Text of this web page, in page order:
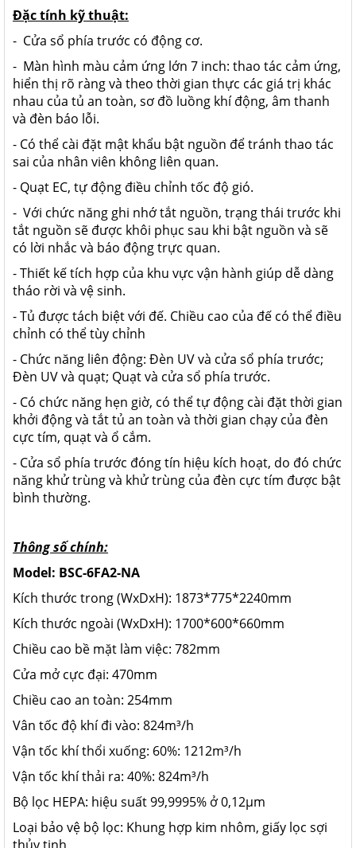
Đặc tính kỹ thuật:
- Cửa sổ phía trước có động cơ.
- Màn hình màu cảm ứng lớn 7 inch: thao tác cảm ứng,
hiển thị rõ ràng và theo thời gian thực các giá trị khác
nhau của tủ an toàn, sơ đồ luồng khí động, âm thanh
và đèn báo lỗi.
- Có thể cài đặt mật khẩu bật nguồn để tránh thao tác
sai của nhân viên không liên quan.
- Quạt EC, tự động điều chỉnh tốc độ gió.
- Với chức năng ghi nhớ tắt nguồn, trạng thái trước khi
tắt nguồn sẽ được khôi phục sau khi bật nguồn và sẽ
có lời nhắc và báo động trực quan.
- Thiết kế tích hợp của khu vực vận hành giúp dễ dàng
tháo rời và vệ sinh.
- Tủ được tách biệt với đế. Chiều cao của đế có thể điều
chỉnh có thể tùy chỉnh
- Chức năng liên động: Đèn UV và cửa sổ phía trước;
Đèn UV và quạt; Quạt và cửa sổ phía trước.
- Có chức năng hẹn giờ, có thể tự động cài đặt thời gian
khởi động và tắt tủ an toàn và thời gian chạy của đèn
cực tím, quạt và ổ cắm.
- Cửa sổ phía trước đóng tín hiệu kích hoạt, do đó chức
năng khử trùng và khử trùng của đèn cực tím được bật
bình thường.
Thông số chính:
Model: BSC-6FA2-NA
Kích thước trong (WxDxH): 1873*775*2240mm
Kích thước ngoài (WxDxH): 1700*600*660mm
Chiều cao bề mặt làm việc: 782mm
Cửa mở cực đại: 470mm
Chiều cao an toàn: 254mm
Vân tốc độ khí đi vào: 824m³/h
Vận tốc khí thổi xuống: 60%: 1212m³/h
Vận tốc khí thải ra: 40%: 824m³/h
Bộ lọc HEPA: hiệu suất 99,9995% ở 0,12μm
Loại bảo vệ bộ lọc: Khung hợp kim nhôm, giấy lọc sợi